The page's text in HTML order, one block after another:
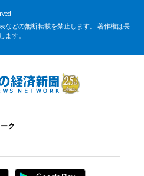
などの無断転載を禁止します。 著作権は長
ます。
ク